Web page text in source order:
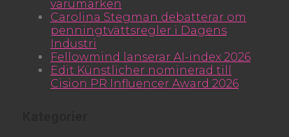
varumärken
Carolina Stegman debatterar om
penningtvättsregler i Dagens
Industri
Fellowmind lanserar AI-index 2026
Edit Künstlicher nominerad till
Cision PR Influencer Award 2026